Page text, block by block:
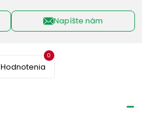
Napíšte nám
Hodnotenia
0